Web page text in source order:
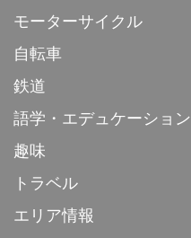
モーターサイクル
自転車
鉄道
語学・エデュケーション
趣味
トラベル
エリア情報